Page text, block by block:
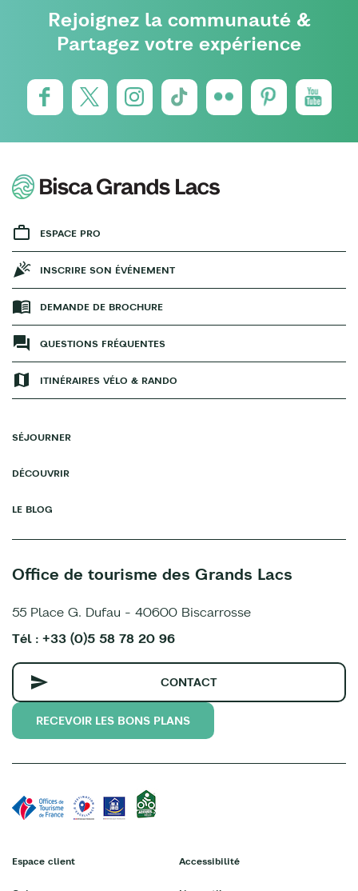
Rejoignez la communauté &
Partagez votre expérience
ESPACE PRO
INSCRIRE SON ÉVÉNEMENT
DEMANDE DE BROCHURE
QUESTIONS FRÉQUENTES
ITINÉRAIRES VÉLO & RANDO
SÉJOURNER
DÉCOUVRIR
LE BLOG
Office de tourisme des Grands Lacs
55 Place G. Dufau - 40600 Biscarrosse
Tél : +33 (0)5 58 78 20 96
CONTACT
RECEVOIR LES BONS PLANS
Espace client Accessibilité